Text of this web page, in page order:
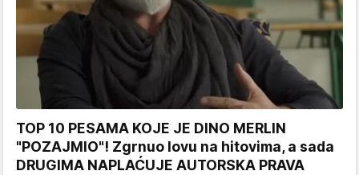
TOP 10 PESAMA KOJE JE DINO MERLIN
"POZAJMIO"! Zgrnuo lovu na hitovima, a sada
DRUGIMA NAPLAĆUJE AUTORSKA PRAVA